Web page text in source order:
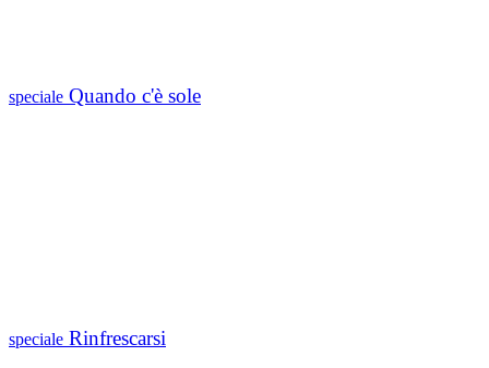
speciale Quando c'è sole
speciale Rinfrescarsi